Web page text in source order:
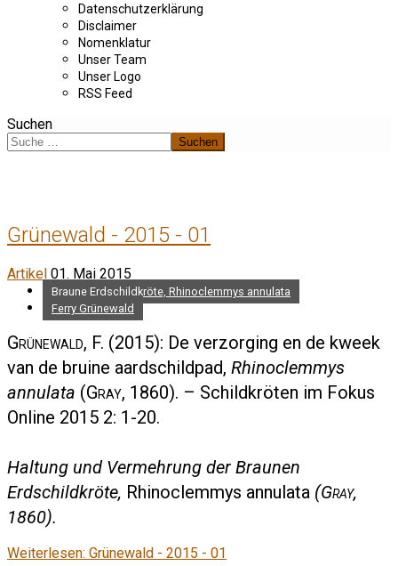
Datenschutzerklärung
Disclaimer
Nomenklatur
Unser Team
Unser Logo
RSS Feed
Suchen
Suchen
Grünewald - 2015 - 01
Artikel 01. Mai 2015
Braune Erdschildkröte, Rhinoclemmys annulata
Ferry Grünewald
Grünewald, F. (2015): De verzorging en de kweek
van de bruine aardschildpad, Rhinoclemmys
annulata (Gray, 1860). – Schildkröten im Fokus
Online 2015 2: 1-20.
Haltung und Vermehrung der Braunen
Erdschildkröte, Rhinoclemmys annulata (Gray,
1860).
Weiterlesen: Grünewald - 2015 - 01